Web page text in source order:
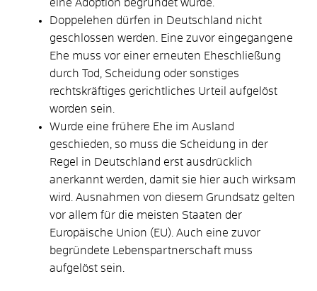
eine Adoption begründet wurde.
Doppelehen dürfen in Deutschland nicht
geschlossen werden. Eine zuvor eingegangene
Ehe muss vor einer erneuten Eheschließung
durch Tod, Scheidung oder sonstiges
rechtskräftiges gerichtliches Urteil aufgelöst
worden sein.
Wurde eine frühere Ehe im Ausland
geschieden, so muss die Scheidung in der
Regel in Deutschland erst ausdrücklich
anerkannt werden, damit sie hier auch wirksam
wird. Ausnahmen von diesem Grundsatz gelten
vor allem für die meisten Staaten der
Europäische Union (EU). Auch eine zuvor
begründete Lebenspartnerschaft muss
aufgelöst sein.